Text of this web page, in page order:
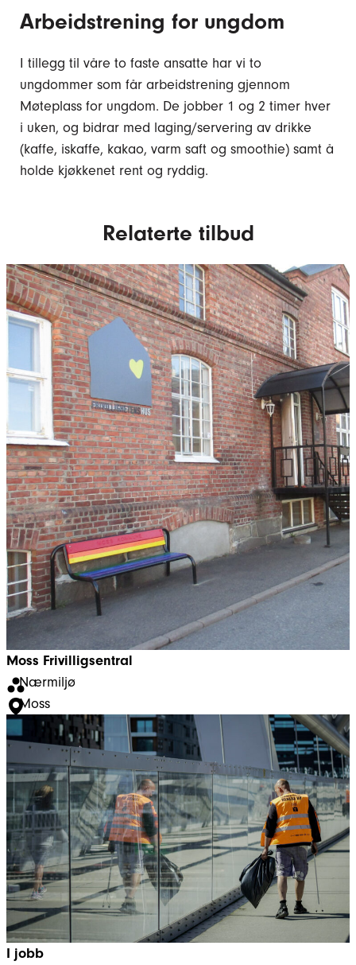
Arbeidstrening for ungdom
I tillegg til våre to faste ansatte har vi to
ungdommer som får arbeidstrening gjennom
Møteplass for ungdom. De jobber 1 og 2 timer hver
i uken, og bidrar med laging/servering av drikke
(kaffe, iskaffe, kakao, varm saft og smoothie) samt å
holde kjøkkenet rent og ryddig.
Relaterte tilbud
Moss Frivilligsentral
Nærmiljø
Moss
I jobb